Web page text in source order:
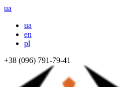
ua
ua
en
pl
+38 (096) 791-79-41